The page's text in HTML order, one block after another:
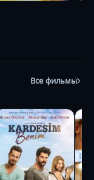
Все фильмы